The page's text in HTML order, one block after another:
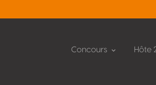
Concours Hôte